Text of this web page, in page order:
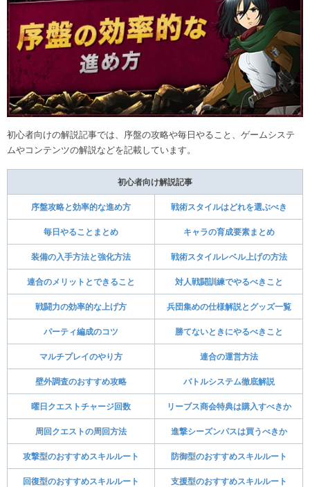
初心者向けの解説記事では、序盤の攻略や毎日やること、ゲームシステ
ムやコンテンツの解説などを記載しています。
初心者向け解説記事
序盤攻略と効率的な進め方 戦術スタイルはどれを選ぶべき
毎日やることまとめ キャラの育成要素まとめ
装備の入手方法と強化方法 戦術スタイルレベル上げの方法
連合のメリットとできること 対人戦闘訓練でやるべきこと
戦闘力の効率的な上げ方 兵団集めの仕様解説とグッズ一覧
パーティ編成のコツ 勝てないときにやるべきこと
マルチプレイのやり方 連合の運営方法
壁外調査のおすすめ攻略 バトルシステム徹底解説
曜日クエストチャージ回数 リーブス商会特典は購入すべきか
周回クエストの周回方法 進撃シーズンパスは買うべきか
攻撃型のおすすめスキルルート 防御型のおすすめスキルルート
回復型のおすすめスキルルート 支援型のおすすめスキルルート